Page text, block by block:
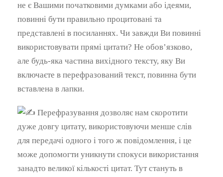
не є Вашими початковими думками або ідеями,
повинні бути правильно процитовані та
представлені в посиланнях. Чи завжди Ви повинні
використовувати прямі цитати? Не обов’язково,
але будь-яка частина вихідного тексту, яку Ви
включаєте в перефразований текст, повинна бути
вставлена в лапки.
Перефразування дозволяє нам скоротити
дуже довгу цитату, використовуючи менше слів
для передачі одного і того ж повідомлення, і це
може допомогти уникнути спокуси використання
занадто великої кількості цитат. Тут стануть в